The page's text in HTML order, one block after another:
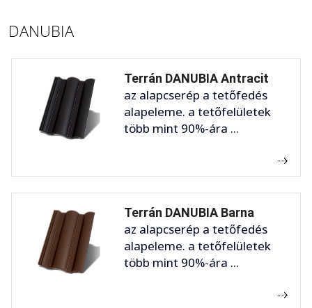
DANUBIA
Terrán DANUBIA Antracit
az alapcserép a tetőfedés
alapeleme. a tetőfelületek
több mint 90%-ára ...
Terrán DANUBIA Barna
az alapcserép a tetőfedés
alapeleme. a tetőfelületek
több mint 90%-ára ...